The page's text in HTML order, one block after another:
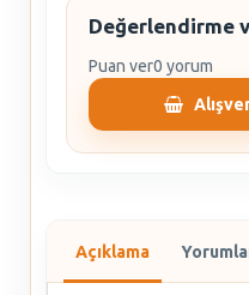
Değerlendirme
Puan ver0 yorum
Açıklama